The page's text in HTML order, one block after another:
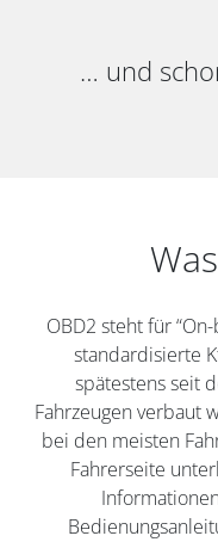
… und
OBD2 steht für
standardisierte
spätestens seit
Fahrzeugen verbaut
bei den meisten
Fahrerseite